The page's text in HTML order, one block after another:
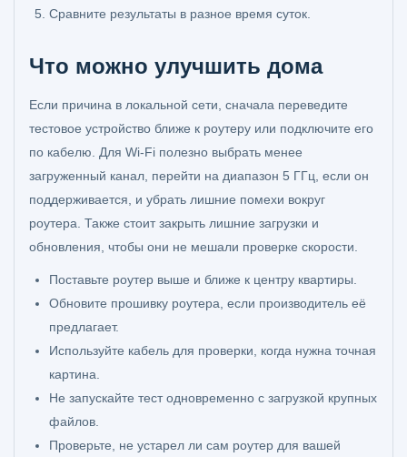
Сравните результаты в разное время суток.
Что можно улучшить дома
Если причина в локальной сети, сначала переведите
тестовое устройство ближе к роутеру или подключите его
по кабелю. Для Wi-Fi полезно выбрать менее
загруженный канал, перейти на диапазон 5 ГГц, если он
поддерживается, и убрать лишние помехи вокруг
роутера. Также стоит закрыть лишние загрузки и
обновления, чтобы они не мешали проверке скорости.
Поставьте роутер выше и ближе к центру квартиры.
Обновите прошивку роутера, если производитель её
предлагает.
Используйте кабель для проверки, когда нужна точная
картина.
Не запускайте тест одновременно с загрузкой крупных
файлов.
Проверьте, не устарел ли сам роутер для вашей